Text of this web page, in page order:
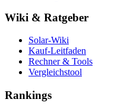
Wiki & Ratgeber
Solar-Wiki
Kauf-Leitfaden
Rechner & Tools
Vergleichstool
Rankings